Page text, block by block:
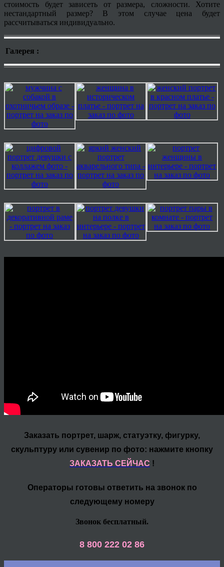
стоимость будет зависеть от размера, сложности. Хотите
нестандартный размер? В этом случае цена будет
рассчитываться индивидуально.
Галерея :
Заказать портрет, шарж, статуэтку, фигурку,
скульптуру или сувенир по фото: нажмите кнопку
ЗАКАЗАТЬ СЕЙЧАС !
Операторы готовы ответить на звонок по
следующему номеру
Звонок бесплатный.
8 800 222 02 86